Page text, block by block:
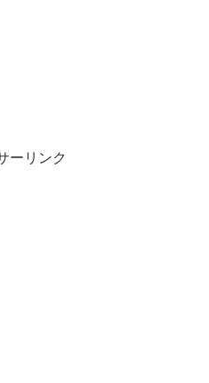
ーリンク